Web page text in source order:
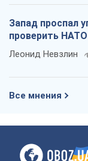
Запад проспал
проверить
Леонид Невзлин
Все мнения